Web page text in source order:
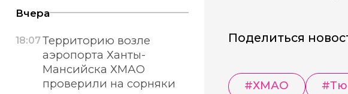
Поделиться
#ХМАО #
Вчера
18:07Территорию возле
аэропорта Ханты-
Мансийска ХМАО
проверили на сорняки